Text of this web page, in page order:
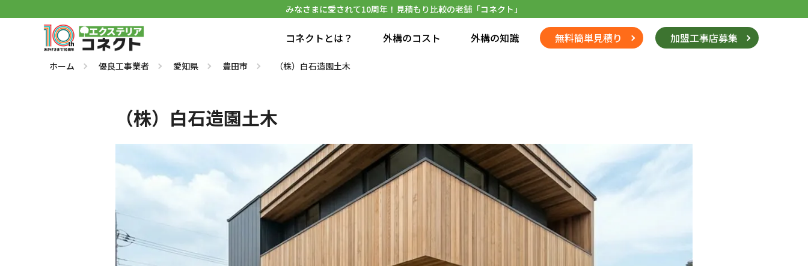
みなさまに愛されて10周年！見積もり比較の老舗「コネクト」
コネクトとは？ 外構のコスト 外構の知識 無料簡単見積り 加盟工事店募集
ホーム 優良工事業者 愛知県 豊田市 （株）白石造園土木
（株）白石造園土木